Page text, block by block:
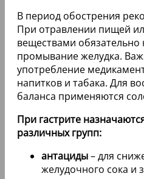
В период обострения
При отравлении пищей
веществами обязательно
промывание желудка.
употребление
напитков и табака. Для
баланса применяются
При гастрите
различных групп:
антациды– для
желудочного сока